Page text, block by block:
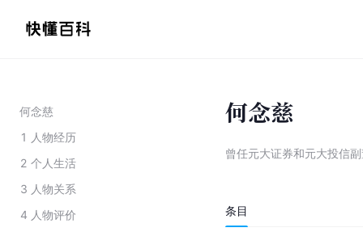
何念慈
1 人物经历
2 个人生活
3 人物关系
4 人物评价
何念慈
曾任元大证券和元大投信
条目